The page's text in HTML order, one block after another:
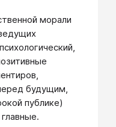
морали
будущим,
публике)